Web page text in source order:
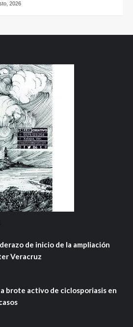
2026
de inicio de la ampliación
Veracruz
brote activo de ciclosporiasis en